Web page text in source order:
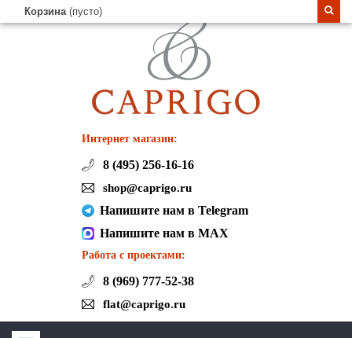
Корзина (пусто)
Интернет магазин:
8 (495) 256-16-16
shop@caprigo.ru
Напишите нам в Telegram
Напишите нам в MAX
Работа с проектами:
8 (969) 777-52-38
flat@caprigo.ru